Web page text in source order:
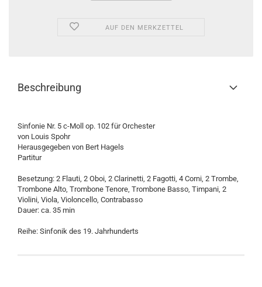
AUF DEN MERKZETTEL
Beschreibung
Sinfonie Nr. 5 c-Moll op. 102 für Orchester
von Louis Spohr
Herausgegeben von Bert Hagels
Partitur
Besetzung: 2 Flauti, 2 Oboi, 2 Clarinetti, 2 Fagotti, 4 Corni, 2 Trombe,
Trombone Alto, Trombone Tenore, Trombone Basso, Timpani, 2
Violini, Viola, Violoncello, Contrabasso
Dauer: ca. 35 min
Reihe: Sinfonik des 19. Jahrhunderts